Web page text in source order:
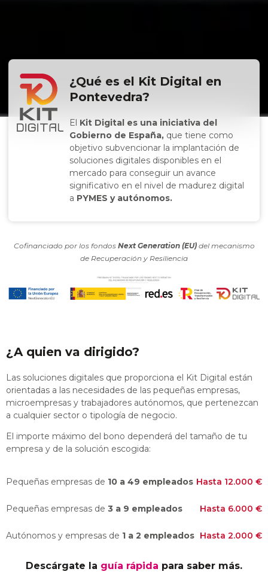
¿Qué es el Kit Digital en
Pontevedra?
El Kit Digital es una iniciativa del
Gobierno de España, que tiene como
objetivo subvencionar la implantación de
soluciones digitales disponibles en el
mercado para conseguir un avance
significativo en el nivel de madurez digital
a PYMES y autónomos.
Cofinanciado por los fondos Next Generation (EU)del mecanismo
de Recuperación y Resiliencia
¿A quien va dirigido?
Las soluciones digitales que proporciona el Kit Digital están
orientadas a las necesidades de las pequeñas empresas,
microempresas y trabajadores autónomos, que pertenezcan
a cualquier sector o tipología de negocio.
El importe máximo del bono dependerá del tamaño de tu
empresa y de la solución escogida:
Pequeñas empresas de 10 a 49 empleados Hasta 12.000 €
Pequeñas empresas de 3 a 9 empleados Hasta 6.000 €
Autónomos y empresas de 1 a 2 empleados Hasta 2.000 €
Descárgate la guía rápida para saber más.